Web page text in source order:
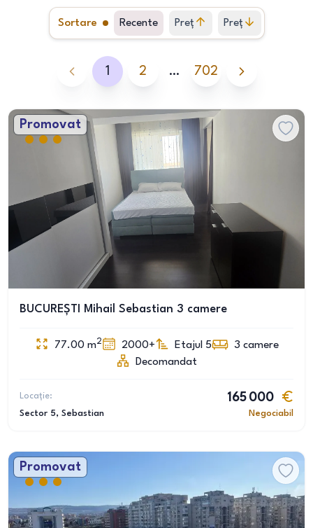
Sortare Recente Preț
crescător
Preț
descrescător
1 2 … 702
Promovat
BUCUREȘTI Mihail Sebastian 3 camere
77.00 m2 2000+ Etajul 5 3 camere
Decomandat
Locație:
Sector 5, Sebastian
165 000
Negociabil
Promovat